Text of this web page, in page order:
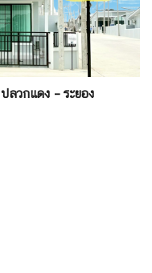
ลวกแดง – ระยอง